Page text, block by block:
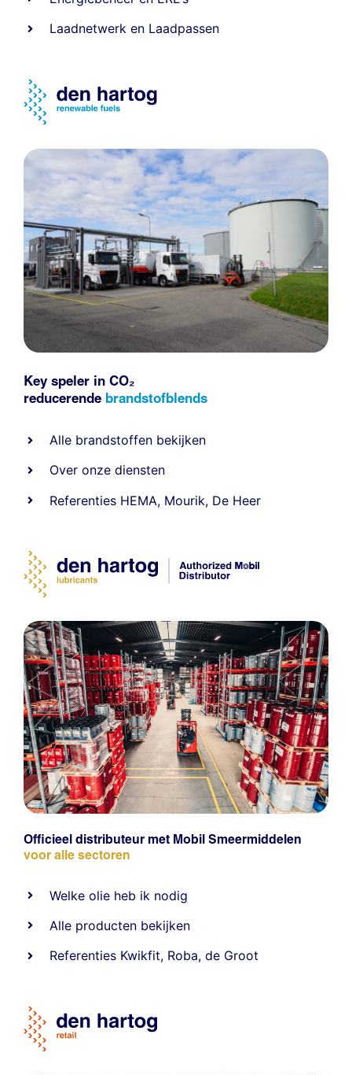
Laadnetwerk en Laadpassen
Key speler in CO₂
reducerende brandstofblends
Alle brandstoffen bekijken
Over onze diensten
Referenties HEMA, Mourik, De Heer
Officieel distributeur met Mobil Smeermiddelen
voor alle sectoren
Welke olie heb ik nodig
Alle producten bekijken
Referenties Kwikfit, Roba,de Groot